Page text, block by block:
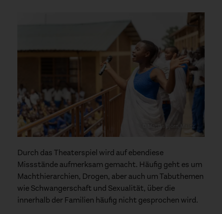
© Matias Björn, Mainz
Durch das Theaterspiel wird auf ebendiese
Missstände aufmerksam gemacht. Häufig geht es um
Machthierarchien, Drogen, aber auch um Tabuthemen
wie Schwangerschaft und Sexualität, über die
innerhalb der Familien häufig nicht gesprochen wird.